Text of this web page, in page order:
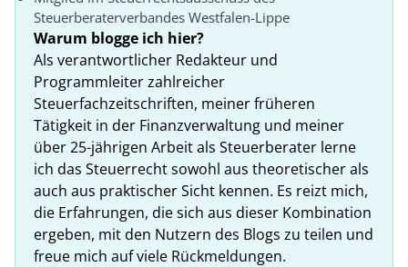
Steuerberaterverbandes Westfalen-Lippe
Warum blogge ich hier?
Als verantwortlicher Redakteur und
Programmleiter zahlreicher
Steuerfachzeitschriften, meiner früheren
Tätigkeit in der Finanzverwaltung und meiner
über 25-jährigen Arbeit als Steuerberater lerne
ich das Steuerrecht sowohl aus theoretischer als
auch aus praktischer Sicht kennen. Es reizt mich,
die Erfahrungen, die sich aus dieser Kombination
ergeben, mit den Nutzern des Blogs zu teilen und
freue mich auf viele Rückmeldungen.